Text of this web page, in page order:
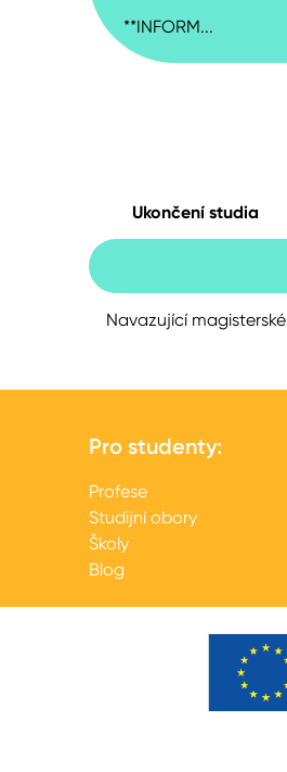
**INFORM...
Ukončení studia
Navazující magisterské
Pro studenty:
Profese
Studijní obory
Školy
Blog